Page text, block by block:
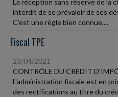
La réception sans réserve de la
interdit de se prévaloir de ses
C'est une règle bien connue,...
Fiscal TPE
23/04/2021
CONTRÔLE DU CRÉDIT
L'administration fiscale est en
des rectifications au titre du